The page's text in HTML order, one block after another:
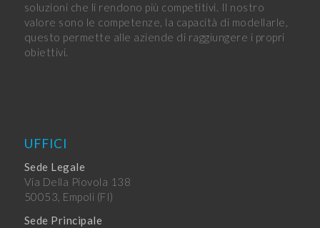
soluzioni che li rendono più competitivi. Il nostro
valore sono le competenze, la capacità di modellarle,
questo permette alle aziende di raggiungere i propri
obiettivi.
UFFICI
Sede Legale
Via Della Piovola 138
50053, Empoli (FI)
Sede Principale